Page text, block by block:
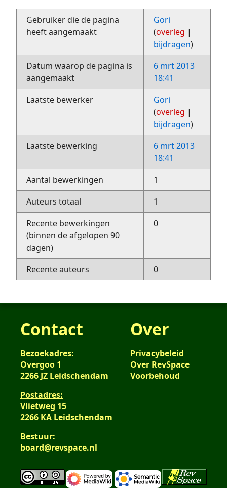
Gebruiker die de pagina
heeft aangemaakt
Gori
(overleg |
bijdragen)
Datum waarop de pagina is
aangemaakt
6 mrt 2013
18:41
Laatste bewerker
Gori
(overleg |
bijdragen)
Laatste bewerking
6 mrt 2013
18:41
Aantal bewerkingen
1
Auteurs totaal
1
Recente bewerkingen
(binnen de afgelopen 90
dagen)
0
Recente auteurs 0
Contact
Bezoekadres:
Overgoo 1
2266 JZ Leidschendam
Postadres:
Vlietweg 15
2266 KA Leidschendam
Bestuur:
board@revspace.nl
Over
Privacybeleid
Over RevSpace
Voorbehoud